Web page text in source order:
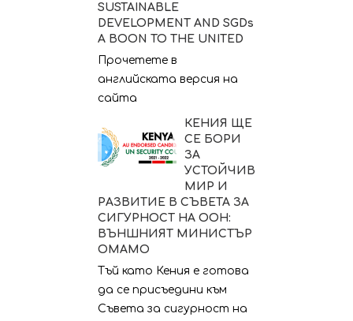
SUSTAINABLE
DEVELOPMENT AND SGDs
A BOON TO THE UNITED
Прочетете в
английската версия на
сайта
КЕНИЯ ЩЕ
СЕ БОРИ
ЗА
УСТОЙЧИВ
МИР И
РАЗВИТИЕ В СЪВЕТА ЗА
СИГУРНОСТ НА ООН:
ВЪНШНИЯТ МИНИСТЪР
ОМАМО
Тъй като Кения е готова
да се присъедини към
Съвета за сигурност на